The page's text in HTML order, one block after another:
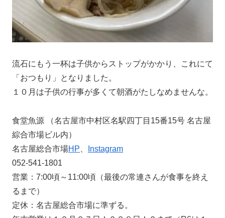
流石にもう一杯は子供からストップがかかり、これにて
「おつもり」となりました。
１０月は子供の行事が多くて朝酒がたしなめませんな。
食堂魚源 （名古屋市中村区名駅四丁目15番15号 名古屋
綜合市場ビル内）
名古屋総合市場HP
Instagram
052-541-1801
営業：7:00頃～11:00頃（最後の常連さんが食事を終え
るまで）
定休：名古屋総合市場に準ずる。